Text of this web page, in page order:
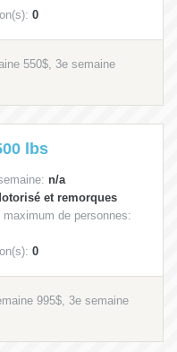
0
550$, 3e semaine
lbs
n/a
et remorques
maximum de personnes:
0
995$, 3e semaine